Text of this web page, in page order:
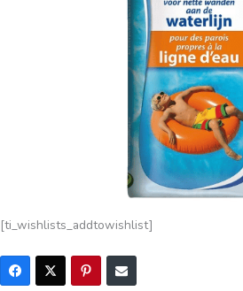
[ti_wishlists_addtowishlist]